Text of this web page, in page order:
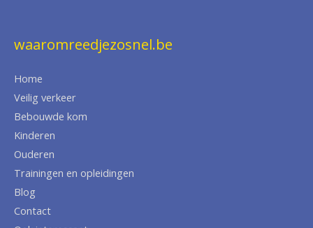
waaromreedjezosnel.be
Home
Veilig verkeer
Bebouwde kom
Kinderen
Ouderen
Trainingen en opleidingen
Blog
Contact